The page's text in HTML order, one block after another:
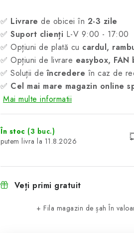
✅ Livrare de obicei în 2-3 zile
✅ Suport clienți L-V 9:00 - 17:00
✅ Opțiuni de plată cu cardul,
✅ Opțiuni de livrare easybox,
✅ Soluții deîncredere în caz de
✅ Cel mai mare magazin online
Mai multe informatii
În stoc (3 buc.)
11.8.2026
Veți primi gratuit
+ Fila magazin de șahÎn